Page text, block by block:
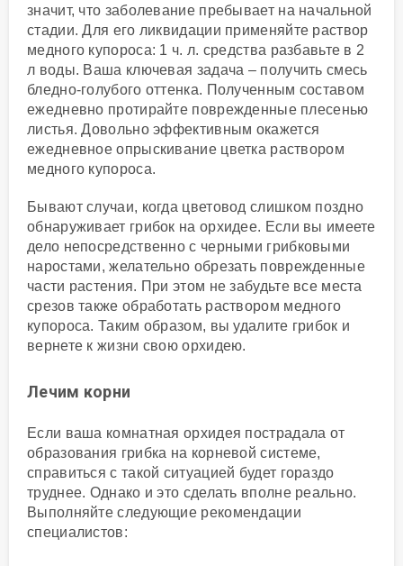
значит, что заболевание пребывает на начальной
стадии. Для его ликвидации применяйте раствор
медного купороса: 1 ч. л. средства разбавьте в 2
л воды. Ваша ключевая задача – получить смесь
бледно-голубого оттенка. Полученным составом
ежедневно протирайте поврежденные плесенью
листья. Довольно эффективным окажется
ежедневное опрыскивание цветка раствором
медного купороса.
Бывают случаи, когда цветовод слишком поздно
обнаруживает грибок на орхидее. Если вы имеете
дело непосредственно с черными грибковыми
наростами, желательно обрезать поврежденные
части растения. При этом не забудьте все места
срезов также обработать раствором медного
купороса. Таким образом, вы удалите грибок и
вернете к жизни свою орхидею.
Лечим корни
Если ваша комнатная орхидея пострадала от
образования грибка на корневой системе,
справиться с такой ситуацией будет гораздо
труднее. Однако и это сделать вполне реально.
Выполняйте следующие рекомендации
специалистов: